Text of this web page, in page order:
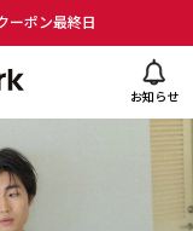
ーポン最終日
お知らせ